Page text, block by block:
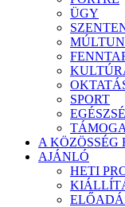
ÜGY
SPORT
A KÖZÖSSÉG
AJÁNLÓ
HETI